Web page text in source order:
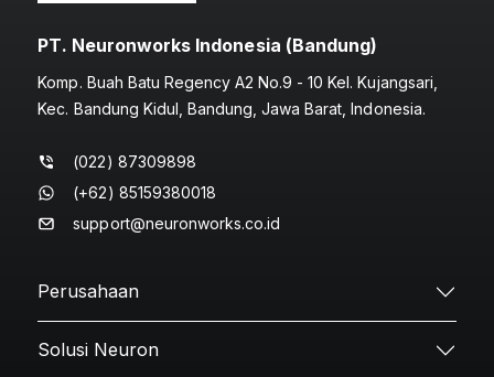
PT. Neuronworks Indonesia (Bandung)
Komp. Buah Batu Regency A2 No.9 - 10 Kel. Kujangsari,
Kec. Bandung Kidul, Bandung, Jawa Barat, Indonesia.
(022) 87309898
(+62) 85159380018
support@neuronworks.co.id
Perusahaan
Solusi Neuron